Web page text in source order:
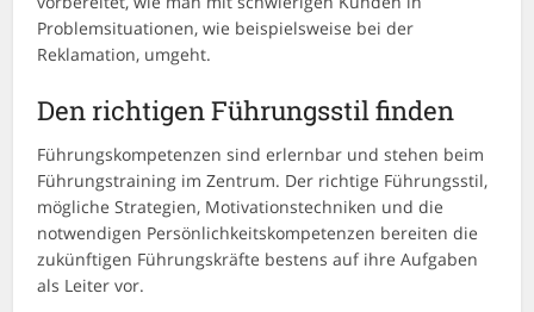
Problemsituationen, wie beispielsweise bei der
Reklamation, umgeht.
Den richtigen Führungsstil finden
Führungskompetenzen sind erlernbar und stehen beim
Führungstraining im Zentrum. Der richtige Führungsstil,
mögliche Strategien, Motivationstechniken und die
notwendigen Persönlichkeitskompetenzen bereiten die
zukünftigen Führungskräfte bestens auf ihre Aufgaben
als Leiter vor.